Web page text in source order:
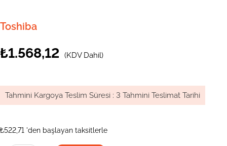
Toshiba
₺1.568,12 (KDV Dahil)
Tahmini Kargoya Teslim Süresi : 3 Tahmini Teslimat Tarihi
₺522,71 'den başlayan taksitlerle